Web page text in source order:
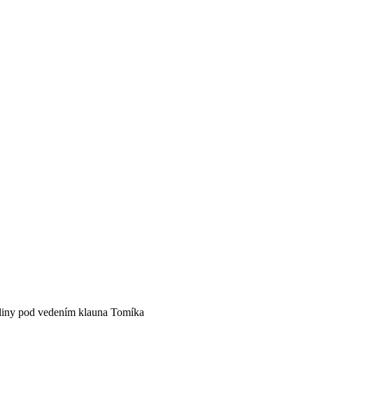
pod vedením klauna Tomíka